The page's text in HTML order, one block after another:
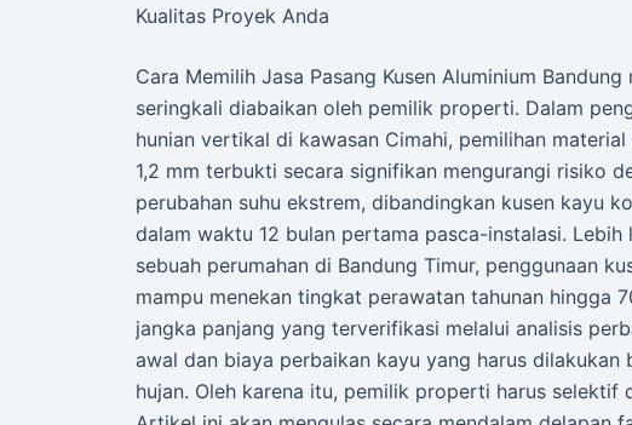
Kualitas Proyek Anda
Cara Memilih Jasa Pasang Kusen Aluminium
seringkali diabaikan oleh pemilik properti. Dalam
hunian vertikal di kawasan Cimahi, pemilihan
1,2 mm terbukti secara signifikan mengurangi risiko
perubahan suhu ekstrem, dibandingkan kusen kayu
dalam waktu 12 bulan pertama pasca-instalasi.
sebuah perumahan di Bandung Timur, penggunaan
mampu menekan tingkat perawatan tahunan hingga
jangka panjang yang terverifikasi melalui analisis
awal dan biaya perbaikan kayu yang harus dilakukan
hujan. Oleh karena itu, pemilik properti harus selektif